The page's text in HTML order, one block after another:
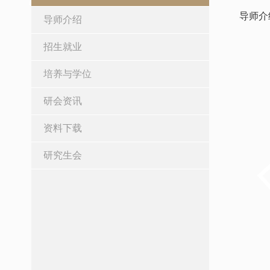
导师介绍
招生就业
培养与学位
研会资讯
资料下载
研究生会
导师介